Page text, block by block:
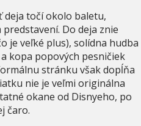
deja točí okolo baletu,
Do deja znie
je veľké plus), solídna hudba
kopa popových pesničiek
stránku však dopĺňa
nie je veľmi originálna
okane od Disnyeho, po
čaro.